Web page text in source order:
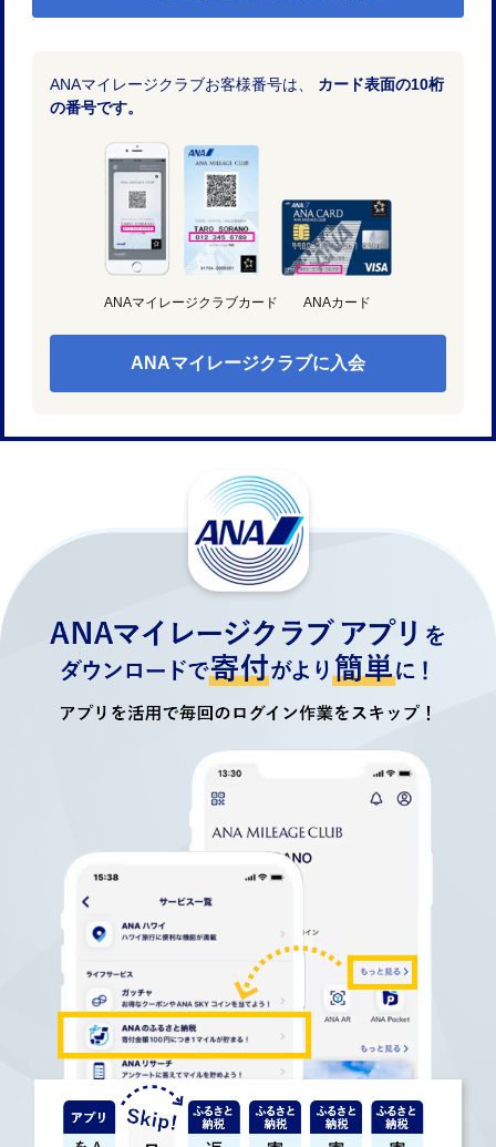
ANAマイレージクラブお客様番号は、 カード表面の10桁
の番号です。
ANAマイレージクラブカード ANAカード
ANAマイレージクラブに入会